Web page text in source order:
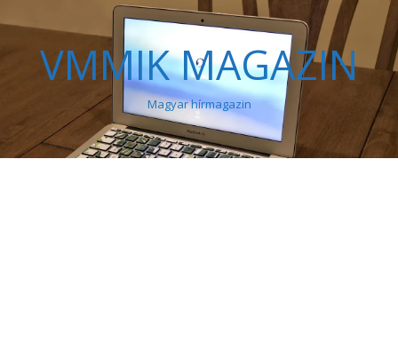
VMMIK MAGAZIN
Magyar hírmagazin